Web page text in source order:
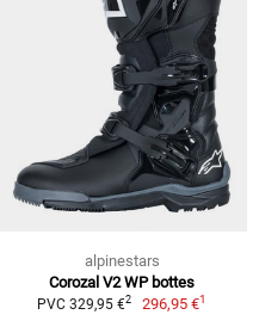
alpinestars
Corozal V2 WP bottes
PVC 329,95 €2 296,95 €1